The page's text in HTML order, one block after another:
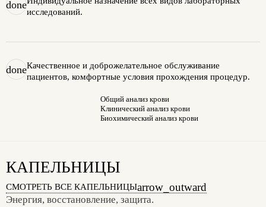
done
исследований.
doneКачественное и доброжелательное обслуживание
пациентов, комфортные условия прохождения процедур.
Общий анализ крови
Клинический анализ крови
Биохимический анализ крови
КАПЕЛЬНИЦЫ
СМОТРЕТЬ ВСЕ КАПЕЛЬНИЦЫarrow_outward
Энергия, восстановление, защита.